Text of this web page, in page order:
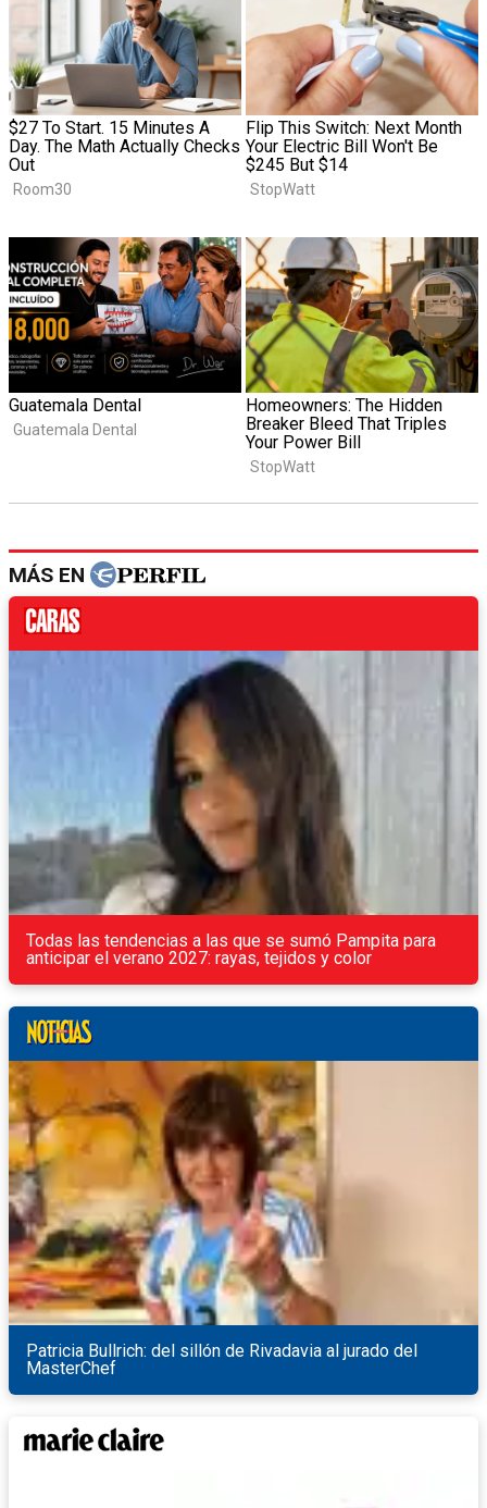
MÁS EN
Todas las tendencias a las que se sumó Pampita para
anticipar el verano 2027: rayas, tejidos y color
Patricia Bullrich: del sillón de Rivadavia al jurado del
MasterChef